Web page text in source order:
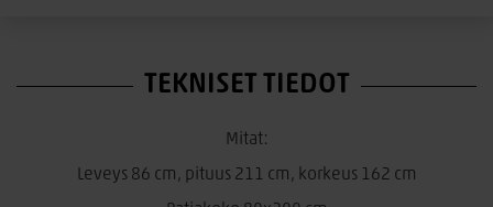
1 kpl Unipuu sängyn runko 90x200
TEKNISET TIEDOT
Mitat:
Leveys 86 cm, pituus 211 cm, korkeus 162 cm